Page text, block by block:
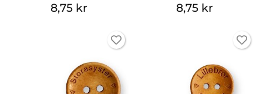
8,75 kr 8,75 kr